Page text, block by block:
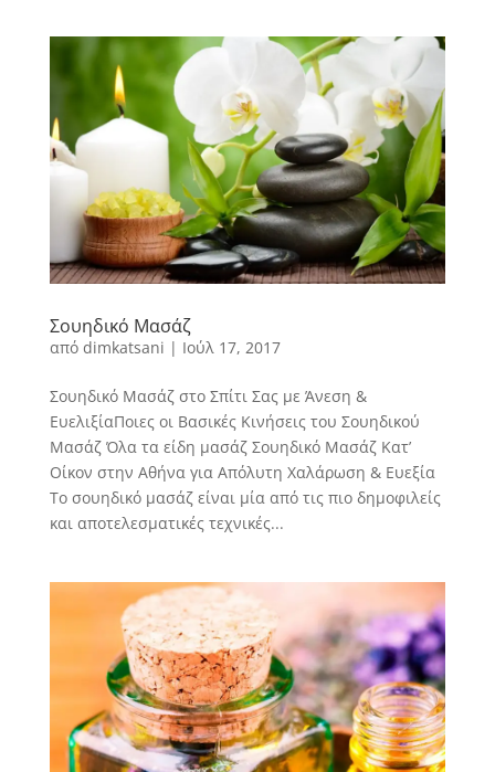
Σουηδικό Μασάζ
από dimkatsani | Ιούλ 17, 2017
Σουηδικό Μασάζ στο Σπίτι Σας με Άνεση &
ΕυελιξίαΠοιες οι Βασικές Κινήσεις του Σουηδικού
Μασάζ Όλα τα είδη μασάζ Σουηδικό Μασάζ Κατ’
Οίκον στην Αθήνα για Απόλυτη Χαλάρωση & Ευεξία
Το σουηδικό μασάζ είναι μία από τις πιο δημοφιλείς
και αποτελεσματικές τεχνικές...